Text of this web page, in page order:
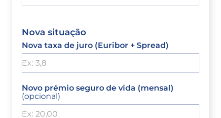
Nova situação
Nova taxa de juro (Euribor + Spread)
Novo prémio seguro de vida (mensal)
(opcional)